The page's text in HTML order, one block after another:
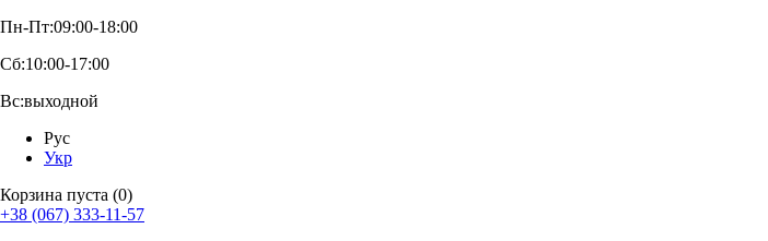
Пн-Пт:09:00-18:00
Сб:10:00-17:00
Вс:выходной
Рус
Укр
Корзина пуста (0)
+38 (067) 333-11-57